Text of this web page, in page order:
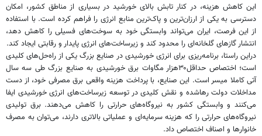
این کاهش هزینه، در کنار تابش بالای خورشید در بسیاری از مناطق کشور، امکان
دسترسی به یکی از ارزان‌ترین و پاک‌ترین منابع انرژی را فراهم کرده است. با استفاده
از این فرصت، ایران می‌تواند وابستگی خود به سوخت‌های فسیلی را کاهش دهد،
انتشار گازهای گلخانه‌ای را محدود کند و زیرساخت‌های انرژی پایدار و رقابتی ایجاد کند.
دراین راستا، برنامه‌ریزی برای انرژی خورشیدی در صنایع بزرگ یکی از راه‌حل‌های کلیدی
است؛ اختصاص حداقل۳۰هزار مگاوات برق خورشیدی به صنایع بزرگ طی سه سال
آتی کاملا میسر است. این صنایع، با پرداخت هزینه‌ واقعی برق مصرفی خود، از دست
مداخلات دولت رهاشده و نقش کلیدی در توسعه زیرساخت‌های انرژی خورشیدی ایفا
می‌کنند و وابستگی کشور به نیروگاه‌های حرارتی را کاهش می‌دهند. برق تولیدی
نیروگاه‌های حرارتی را که هزینه‌ سرمایه‌ای و عملیاتی بالاتری دارند، می‌توان به مصرف
خانوارها و اصناف اختصاص داد.